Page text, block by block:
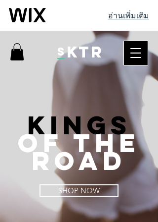
อ่านเพิ่มเติม